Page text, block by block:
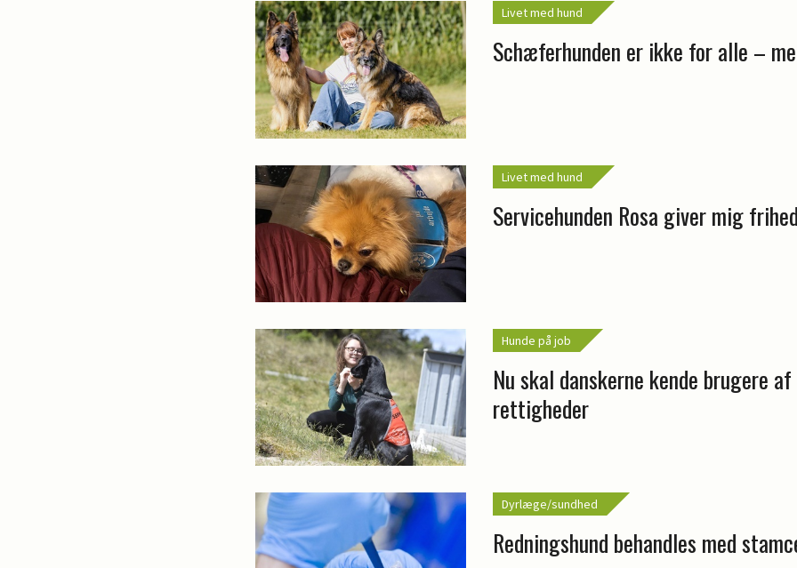
Livet med hund
Schæferhunden er ikke for alle –
Livet med hund
Servicehunden Rosa giver mig
Hunde på job
Nu skal danskerne kende brugere
rettigheder
Dyrlæge/sundhed
Redningshund behandles med